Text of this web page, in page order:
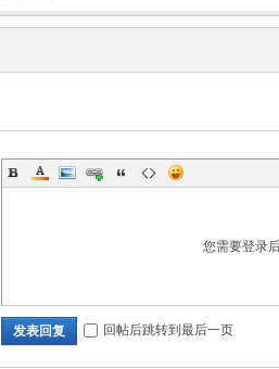
您需要登录
发表回复 回帖后跳转到最后一页